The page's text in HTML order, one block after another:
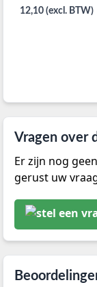
12,10 (excl. BTW)
Vragen over
Er zijn nog
gerust uw